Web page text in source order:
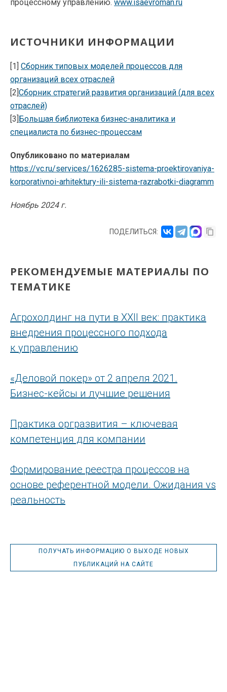
процессному управлению. www.isaevroman.ru
ИСТОЧНИКИ ИНФОРМАЦИИ
[1] Сборник типовых моделей процессов для
организаций всех отраслей
[2] Сборник стратегий развития организаций (для всех
отраслей)
[3] Большая библиотека бизнес-аналитика и
специалиста по бизнес-процессам
Опубликовано по материалам
https://vc.ru/services/1626285-sistema-proektirovaniya-
korporativnoi-arhitektury-ili-sistema-razrabotki-diagramm
Ноябрь 2024 г.
ПОДЕЛИТЬСЯ:
РЕКОМЕНДУЕМЫЕ МАТЕРИАЛЫ ПО
ТЕМАТИКЕ
Агрохолдинг на пути в XXII век: практика
внедрения процессного подхода
к управлению
«Деловой покер» от 2 апреля 2021.
Бизнес-кейсы и лучшие решения
Практика оргразвития – ключевая
компетенция для компании
Формирование реестра процессов на
основе референтной модели. Ожидания vs
реальность